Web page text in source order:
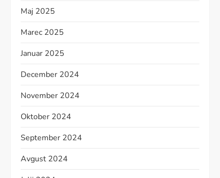
Maj 2025
Marec 2025
Januar 2025
December 2024
November 2024
Oktober 2024
September 2024
Avgust 2024